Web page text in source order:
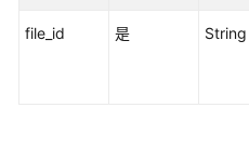
践
file_id 是 String